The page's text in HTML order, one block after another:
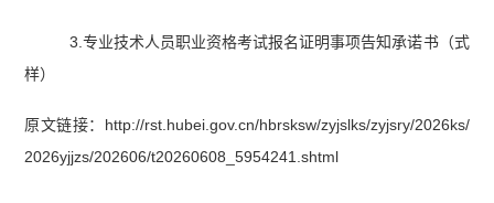
3.专业技术人员职业资格考试报名证明事项告知承诺书（式
样）
原文链接：http://rst.hubei.gov.cn/hbrsksw/zyjslks/zyjsry/2026ks/
2026yjjzs/202606/t20260608_5954241.shtml